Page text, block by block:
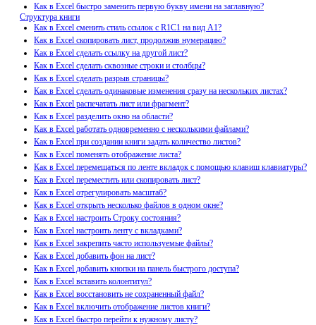
Как в Excel быстро заменить первую букву имени на заглавную?
Структура книги
Как в Excel сменить стиль ссылок с R1C1 на вид A1?
Как в Excel скопировать лист, продолжив нумерацию?
Как в Excel сделать ссылку на другой лист?
Как в Excel сделать сквозные строки и столбцы?
Как в Excel сделать разрыв страницы?
Как в Excel сделать одинаковые изменения сразу на нескольких листах?
Как в Excel распечатать лист или фрагмент?
Как в Excel разделить окно на области?
Как в Excel работать одновременно с несколькими файлами?
Как в Excel при создании книги задать количество листов?
Как в Excel поменять отображение листа?
Как в Excel перемещаться по ленте вкладок с помощью клавиш клавиатуры?
Как в Excel переместить или скопировать лист?
Как в Excel отрегулировать масштаб?
Как в Excel открыть несколько файлов в одном окне?
Как в Excel настроить Строку состояния?
Как в Excel настроить ленту с вкладками?
Как в Excel закрепить часто используемые файлы?
Как в Excel добавить фон на лист?
Как в Excel добавить кнопки на панель быстрого доступа?
Как в Excel вставить колонтитул?
Как в Excel восстановить не сохраненный файл?
Как в Excel включить отображение листов книги?
Как в Excel быстро перейти к нужному листу?